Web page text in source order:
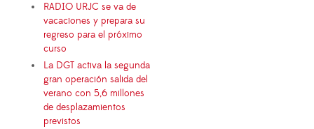
RADIO URJC se va de
vacaciones y prepara su
regreso para el próximo
curso
La DGT activa la segunda
gran operación salida del
verano con 5,6 millones
de desplazamientos
previstos